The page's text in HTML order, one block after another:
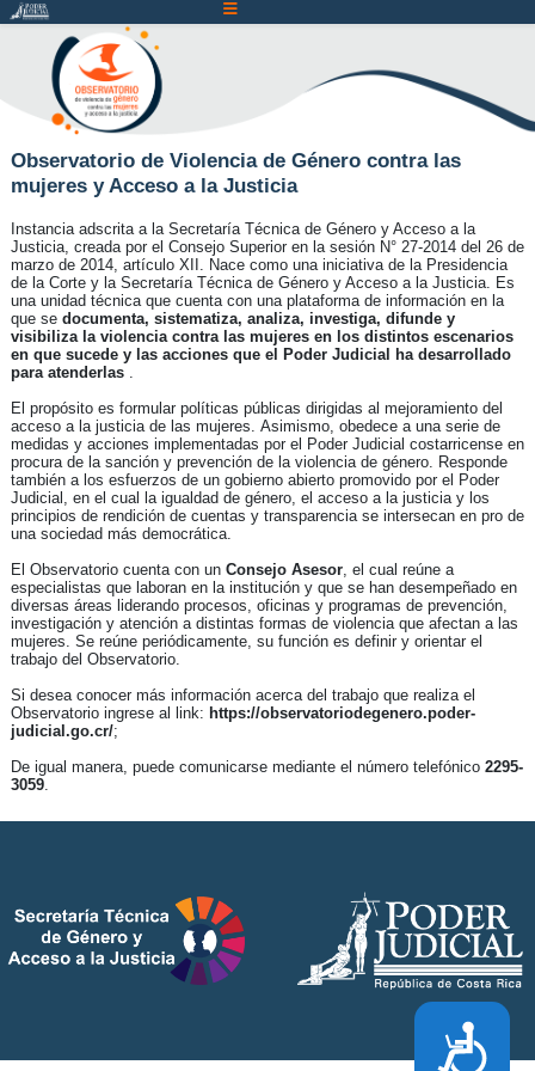
Atención:
cuenta
un
sistema
accesibilidad.
Accesibilidad
Observatorio de Violencia de Género contra las
mujeres y Acceso a la Justicia
Instancia adscrita a la Secretaría Técnica de Género y Acceso a la
Justicia, creada por el Consejo Superior en la sesión N° 27-2014 del 26 de
marzo de 2014, artículo XII. Nace como una iniciativa de la Presidencia
de la Corte y la Secretaría Técnica de Género y Acceso a la Justicia. Es
una unidad técnica que cuenta con una plataforma de información en la
que se documenta, sistematiza, analiza, investiga, difunde y
visibiliza la violencia contra las mujeres en los distintos escenarios
en que sucede y las acciones que el Poder Judicial ha desarrollado
para atenderlas
El propósito es formular políticas públicas dirigidas al mejoramiento del
acceso a la justicia de las mujeres. Asimismo, obedece a una serie de
medidas y acciones implementadas por el Poder Judicial costarricense en
procura de la sanción y prevención de la violencia de género. Responde
también a los esfuerzos de un gobierno abierto promovido por el Poder
Judicial, en el cual la igualdad de género, el acceso a la justicia y los
principios de rendición de cuentas y transparencia se intersecan en pro de
una sociedad más democrática.
El Observatorio cuenta con un Consejo Asesor, el cual reúne a
especialistas que laboran en la institución y que se han desempeñado en
diversas áreas liderando procesos, oficinas y programas de prevención,
investigación y atención a distintas formas de violencia que afectan a las
mujeres. Se reúne periódicamente, su función es definir y orientar el
trabajo del Observatorio.
Si desea conocer más información acerca del trabajo que realiza el
Observatorio ingrese al link: https://observatoriodegenero.poder-
judicial.go.cr/;
De igual manera, puede comunicarse mediante el número telefónico 2295-
3059.